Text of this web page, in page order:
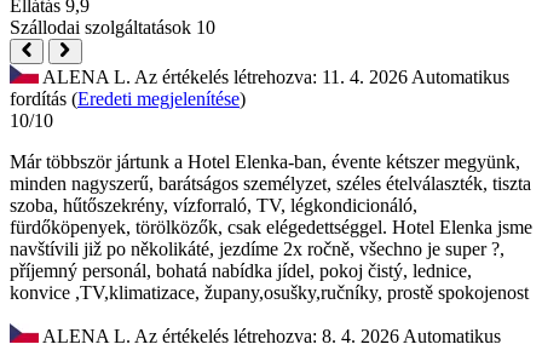
Ellátás 9,9
Szállodai szolgáltatások 10
ALENA L. Az értékelés létrehozva: 11. 4. 2026 Automatikus
fordítás (Eredeti megjelenítése)
10/10
Már többször jártunk a Hotel Elenka-ban, évente kétszer megyünk,
minden nagyszerű, barátságos személyzet, széles ételválaszték, tiszta
szoba, hűtőszekrény, vízforraló, TV, légkondicionáló,
fürdőköpenyek, törölközők, csak elégedettséggel. Hotel Elenka jsme
navštívili již po několikáté, jezdíme 2x ročně, všechno je super ?,
příjemný personál, bohatá nabídka jídel, pokoj čistý, lednice,
konvice ,TV,klimatizace, župany,osušky,ručníky, prostě spokojenost
ALENA L. Az értékelés létrehozva: 8. 4. 2026 Automatikus